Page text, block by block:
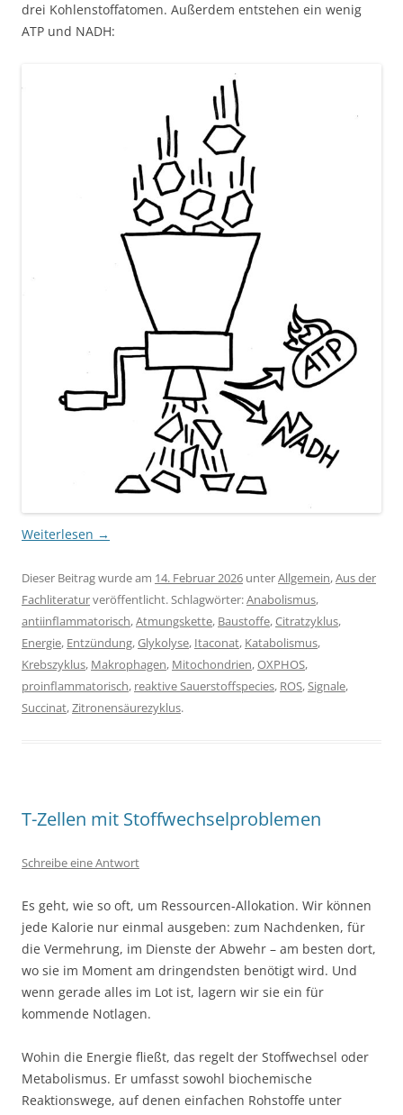
drei Kohlenstoffatomen. Außerdem entstehen ein wenig
ATP und NADH:
Weiterlesen →
Dieser Beitrag wurde am 14. Februar 2026 unterAllgemein,Aus der
Fachliteraturveröffentlicht. Schlagwörter:Anabolismus,
antiinflammatorisch,Atmungskette, Baustoffe,Citratzyklus,
Energie, Entzündung,Glykolyse, Itaconat, Katabolismus,
Krebszyklus, Makrophagen, Mitochondrien,OXPHOS,
proinflammatorisch, reaktive Sauerstoffspecies, ROS,Signale,
Succinat,Zitronensäurezyklus.
T-Zellen mit Stoffwechselproblemen
Schreibe eine Antwort
Es geht, wie so oft, um Ressourcen-Allokation. Wir können
jede Kalorie nur einmal ausgeben: zum Nachdenken, für
die Vermehrung, im Dienste der Abwehr – am besten dort,
wo sie im Moment am dringendsten benötigt wird. Und
wenn gerade alles im Lot ist, lagern wir sie ein für
kommende Notlagen.
Wohin die Energie fließt, das regelt der Stoffwechsel oder
Metabolismus. Er umfasst sowohl biochemische
Reaktionswege, auf denen einfachen Rohstoffe unter